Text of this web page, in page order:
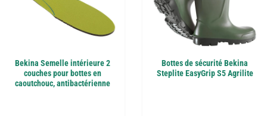
Bekina Semelle intérieure 2
couches pour bottes en
caoutchouc, antibactérienne
Bottes de sécurité Bekina
Steplite EasyGrip S5 Agrilite